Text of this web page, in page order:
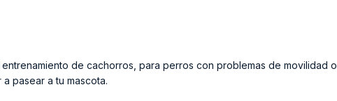
de cachorros, para perros con problemas de movilidad o
pasear a tu mascota.